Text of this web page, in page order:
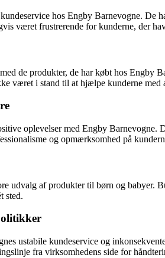
hos Engby Barnevogne. De
været frustrerende for kunderne, der
de produkter, de har købt hos
været i stand til at hjælpe kunderne med
oplevelser med Engby
og opmærksomhed på
udvalg af produkter til børn og babyer.
sted.
ustabile kundeservice og
fra virksomhedens side for